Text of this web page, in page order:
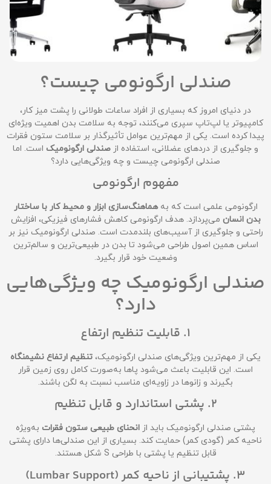
صندلی ارگونومی چیست؟
در دنیای امروز که بسیاری از افراد ساعات طولانی را پشت میز کار،
کامپیوتر یا لپ‌تاپ سپری می‌کنند، توجه به سلامت بدن اهمیت ویژه‌ای
پیدا کرده است. یکی از مهم‌ترین عوامل تأثیرگذار بر سلامت ستون فقرات
و جلوگیری از دردهای عضلانی، استفاده از صندلی ارگونومیک است. اما
صندلی ارگونومی چیست و چه ویژگی‌هایی دارد؟
مفهوم ارگونومی
ارگونومی علمی است که بههماهنگ‌سازی ابزار و محیط کار با ساختار
بدن انسان می‌پردازد. هدف ارگونومی کاهش فشارهای فیزیکی، افزایش
راحتی و جلوگیری از آسیب‌های بلندمدت است. صندلی ارگونومیک نیز بر
اساس همین اصول طراحی می‌شود تا بدن در طبیعی‌ترین و سالم‌ترین
وضعیت خود قرار بگیرد.
صندلی ارگونومیک چه ویژگی‌هایی
دارد؟
1. قابلیت تنظیم ارتفاع
یکی از مهم‌ترین ویژگی‌های صندلی ارگونومیک، تنظیم ارتفاع نشیمنگاه
است. این قابلیت باعث می‌شود پاها به‌صورت کامل روی زمین قرار
بگیرند و زانوها در زاویه‌ای مناسب نسبت به لگن باشند.
2. پشتی استاندارد و قابل تنظیم
پشتی صندلی ارگونومیک باید از انحنای طبیعی ستون فقرات به‌ویژه
ناحیه کمر (گودی کمر) حمایت کند. بسیاری از این صندلی‌ها دارای پشتی
قابل تنظیم یا پشتی با طراحی S شکل هستند.
3. پشتیبانی از ناحیه کمر (Lumbar Support)